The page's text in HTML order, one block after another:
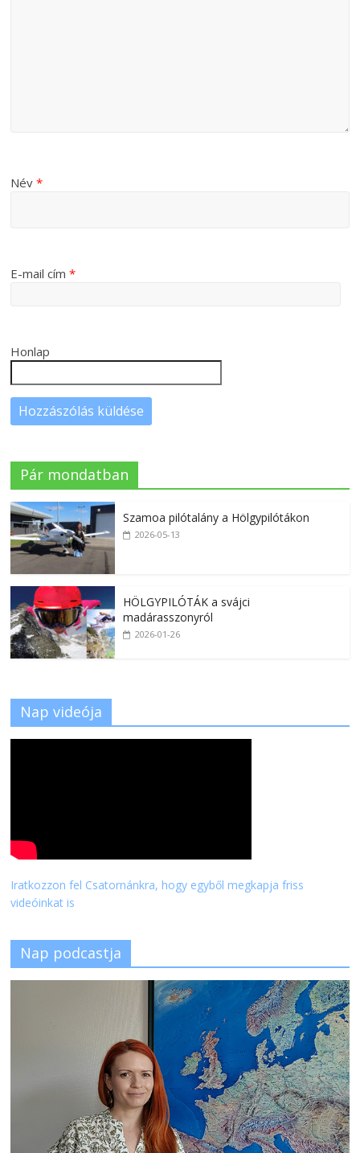
Név*
E-mail cím*
Honlap
Pár mondatban
Szamoa pilótalány a Hölgypilótákon
2026-05-13
HÖLGYPILÓTÁK a svájci
madárasszonyról
2026-01-26
Nap videója
Iratkozzon fel Csatornánkra, hogy egyből megkapja friss
videóinkat is
Nap podcastja